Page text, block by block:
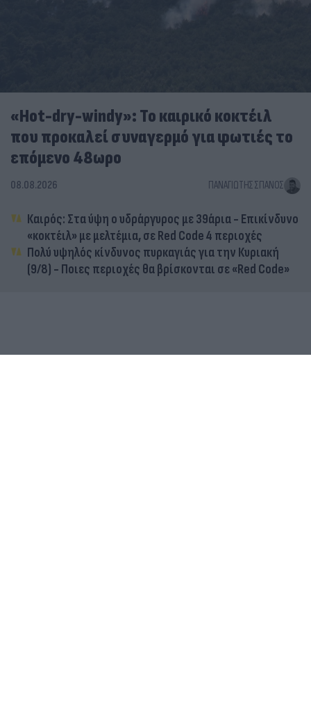
«Hot-dry-windy»: Το καιρικό κοκτέιλ
που προκαλεί συναγερμό για φωτιές το
επόμενο 48ωρο
08.08.2026 ΠΑΝΑΓΙΏΤΗΣ ΣΠΑΝΌΣ
Καιρός: Στα ύψη ο υδράργυρος με 39άρια - Επικίνδυνο
«κοκτέιλ» με μελτέμια, σε Red Code 4 περιοχές
Πολύ υψηλός κίνδυνος πυρκαγιάς για την Κυριακή
(9/8) - Ποιες περιοχές θα βρίσκονται σε «Red Code»